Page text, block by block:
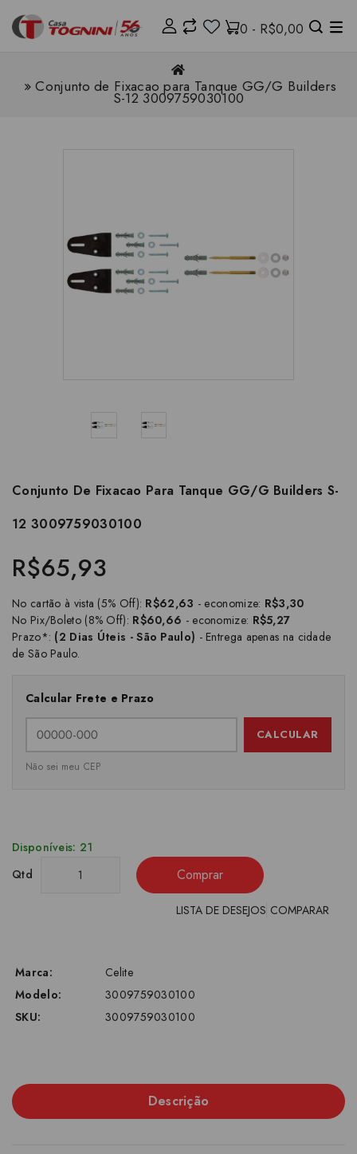
0 - R$0,00
Conjunto de Fixacao para Tanque GG/G Builders
S-12 3009759030100
Conjunto De Fixacao Para Tanque GG/G Builders S-
12 3009759030100
R$65,93
No cartão à vista (5% Off): R$62,63 - economize: R$3,30
No Pix/Boleto (8% Off): R$60,66 - economize: R$5,27
Prazo*: (2 Dias Úteis - São Paulo) - Entrega apenas na cidade
de São Paulo.
Calcular Frete e Prazo
CALCULAR
Não sei meu CEP
Disponíveis: 21
Qtd
Comprar
LISTA DE DESEJOS COMPARAR
Marca:
Celite
Modelo:
3009759030100
SKU:
3009759030100
Descrição